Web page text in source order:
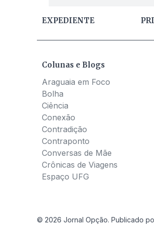
EXPEDIENTE
Colunas e Blogs
Araguaia em Foco
Bolha
Ciência
Conexão
Contradição
Contraponto
Conversas de Mãe
Crônicas de Viagens
Espaço UFG
© 2026 Jornal Opção. Publicado